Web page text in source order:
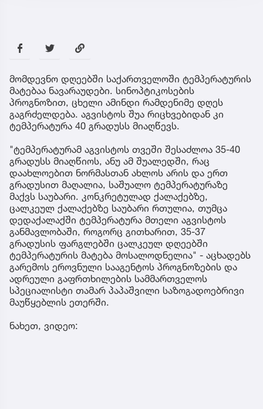
მომდევნო დღეებში საქართველოში ტემპერატურის
მატებაა ნავარაუდები. სინოპტიკოსების
პროგნოზით, ცხელი ამინდი რამდენიმე დღეს
გაგრძელდება. აგვისტოს შუა რიცხვებიდან კი
ტემპერატურა 40 გრადუსს მიაღწევს.
"ტემპერატურამ აგვისტოს თვეში შესაძლოა 35-40
გრადუსს მიაღწიოს, ანუ ამ შუალედში, რაც
დაახლოებით ნორმასთან ახლოს არის და ერთ
გრადუსით მაღალია, საშუალო ტემპერატურაზე
მაქვს საუბარი. კონკრეტულად ქალაქებზე,
ცალკეულ ქალაქებზე საუბარი რთულია, თუმცა
დედაქალაქში ტემპერატურა მთელი აგვისტოს
განმავლობაში, როგორც გითხარით, 35-37
გრადუსის ფარგლებში ცალკეულ დღეებში
ტემპერატურის მატება მოსალოდნელია" - აცხადებს
გარემოს ეროვნული სააგენტოს პროგნოზების და
ადრეული გაფრთხილების სამმართველოს
სპეციალისტი თამარ პაპაშვილი საზოგადოებრივი
მაუწყებლის ეთერში.
ნახეთ, ვიდეო: